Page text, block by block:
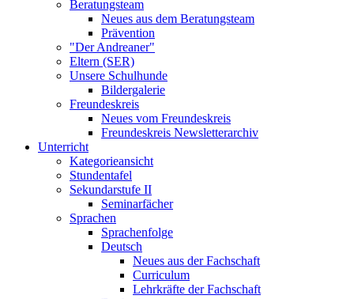
Beratungsteam
Neues aus dem Beratungsteam
Prävention
"Der Andreaner"
Eltern (SER)
Unsere Schulhunde
Bildergalerie
Freundeskreis
Neues vom Freundeskreis
Freundeskreis Newsletterarchiv
Unterricht
Kategorieansicht
Stundentafel
Sekundarstufe II
Seminarfächer
Sprachen
Sprachenfolge
Deutsch
Neues aus der Fachschaft
Curriculum
Lehrkräfte der Fachschaft